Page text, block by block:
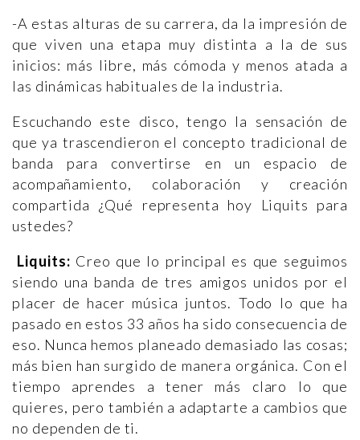
-A estas alturas de su carrera, da la impresión de
que viven una etapa muy distinta a la de sus
inicios: más libre, más cómoda y menos atada a
las dinámicas habituales de la industria.
Escuchando este disco, tengo la sensación de
que ya trascendieron el concepto tradicional de
banda para convertirse en un espacio de
acompañamiento, colaboración y creación
compartida ¿Qué representa hoy Liquits para
ustedes?
Liquits: Creo que lo principal es que seguimos
siendo una banda de tres amigos unidos por el
placer de hacer música juntos. Todo lo que ha
pasado en estos 33 años ha sido consecuencia de
eso. Nunca hemos planeado demasiado las cosas;
más bien han surgido de manera orgánica. Con el
tiempo aprendes a tener más claro lo que
quieres, pero también a adaptarte a cambios que
no dependen de ti.